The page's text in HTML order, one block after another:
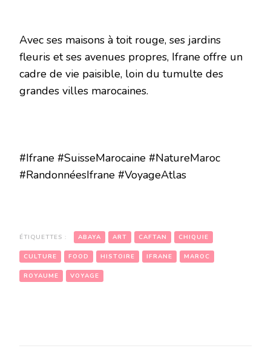
Avec ses maisons à toit rouge, ses jardins
fleuris et ses avenues propres, Ifrane offre un
cadre de vie paisible, loin du tumulte des
grandes villes marocaines.
#Ifrane #SuisseMarocaine #NatureMaroc
#RandonnéesIfrane #VoyageAtlas
ÉTIQUETTES : ABAYA ART CAFTAN CHIQUIE
CULTURE FOOD HISTOIRE IFRANE MAROC
ROYAUME VOYAGE